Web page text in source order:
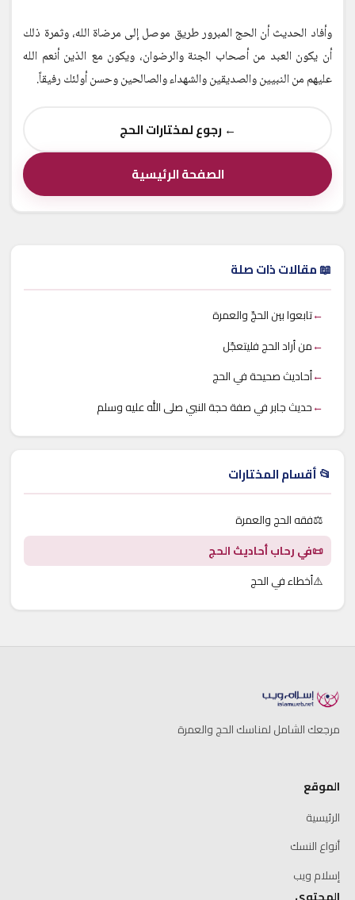
وأفاد الحديث أن الحج المبرور طريق موصل إلى مرضاة الله، وثمرة ذلك
أن يكون العبد من أصحاب الجنة والرضوان، ويكون مع الذين أنعم الله
عليهم من النبيين والصديقين والشهداء والصالحين وحسن أولئك رفيقاً.
← رجوع لمختارات الحج
الصفحة الرئيسية
📖 مقالات ذات صلة
←تابعوا بين الحجّ والعمرة
←من أراد الحج فليتعجّل
←أحاديث صحيحة في الحج
←حديث جابر في صفة حجة النبي صلى الله عليه وسلم
📂 أقسام المختارات
⚖️فقه الحج والعمرة
📜في رحاب أحاديث الحج
⚠️أخطاء في الحج
مرجعك الشامل لمناسك الحج والعمرة
الموقع
الرئيسية
أنواع النسك
إسلام ويب